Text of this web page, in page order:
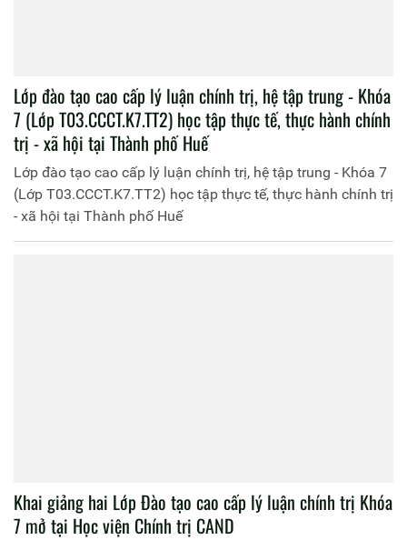
Lớp đào tạo cao cấp lý luận chính trị, hệ tập trung - Khóa
7 (Lớp T03.CCCT.K7.TT2) học tập thực tế, thực hành chính
trị - xã hội tại Thành phố Huế
Lớp đào tạo cao cấp lý luận chính trị, hệ tập trung - Khóa 7
(Lớp T03.CCCT.K7.TT2) học tập thực tế, thực hành chính trị
- xã hội tại Thành phố Huế
Khai giảng hai Lớp Đào tạo cao cấp lý luận chính trị Khóa
7 mở tại Học viện Chính trị CAND